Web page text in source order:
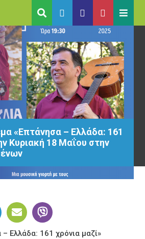
«Επτάνησα – Ελλάδα: 161
Κυριακή 18 Μαΐου στην
Ελλάδα: 161 χρόνια μαζί»